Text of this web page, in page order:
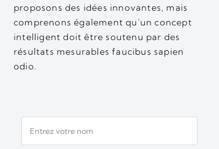
proposons des idées innovantes, mais
comprenons également qu'un concept
intelligent doit être soutenu par des
résultats mesurables faucibus sapien
odio.